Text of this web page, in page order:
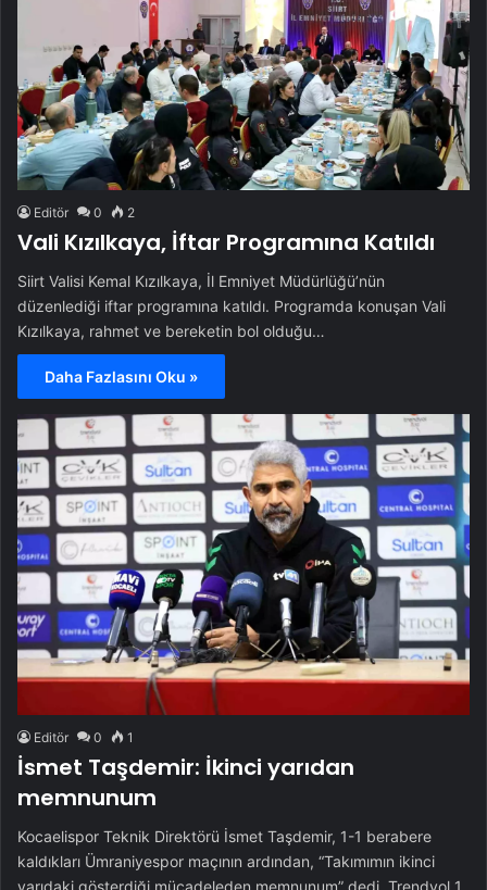
Editör 0 2
Vali Kızılkaya, İftar Programına Katıldı
Siirt Valisi Kemal Kızılkaya, İl Emniyet Müdürlüğü’nün
düzenlediği iftar programına katıldı. Programda konuşan Vali
Kızılkaya, rahmet ve bereketin bol olduğu…
Daha Fazlasını Oku »
Editör 0 1
İsmet Taşdemir: İkinci yarıdan
memnunum
Kocaelispor Teknik Direktörü İsmet Taşdemir, 1-1 berabere
kaldıkları Ümraniyespor maçının ardından, “Takımımın ikinci
yarıdaki gösterdiği mücadeleden memnunum” dedi. Trendyol 1.